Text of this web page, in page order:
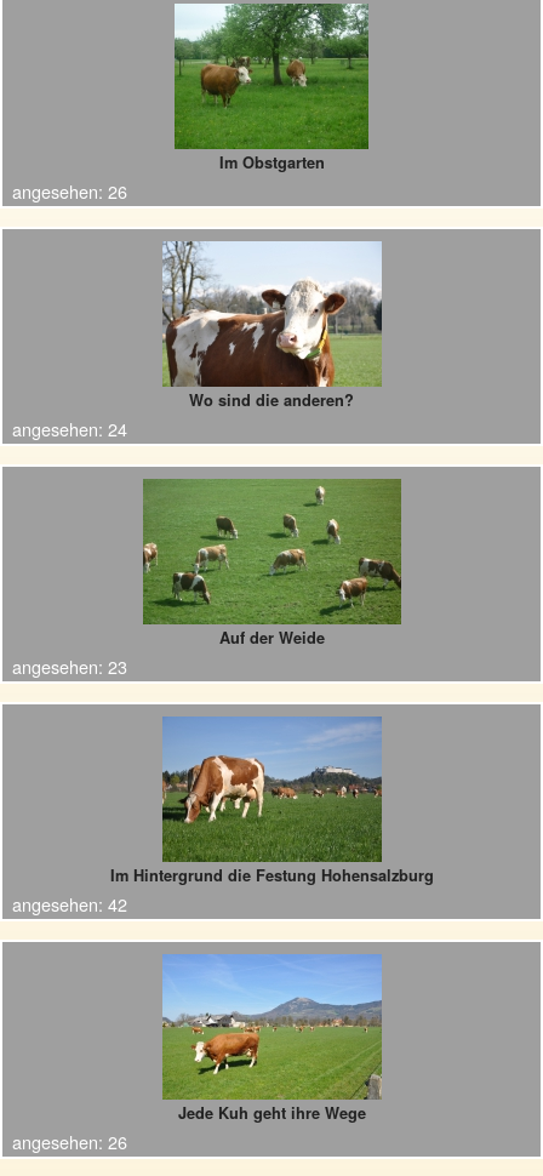
Im Obstgarten
angesehen: 26
Wo sind die anderen?
angesehen: 24
Auf der Weide
angesehen: 23
Im Hintergrund die Festung Hohensalzburg
angesehen: 42
Jede Kuh geht ihre Wege
angesehen: 26